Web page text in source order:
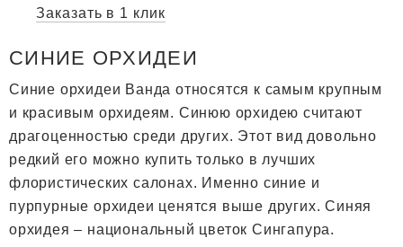
Заказать в 1 клик
СИНИЕ ОРХИДЕИ
Синие орхидеи Ванда относятся к самым крупным
и красивым орхидеям. Синюю орхидею считают
драгоценностью среди других. Этот вид довольно
редкий его можно купить только в лучших
флористических салонах. Именно синие и
пурпурные орхидеи ценятся выше других. Синяя
орхидея – национальный цветок Сингапура.